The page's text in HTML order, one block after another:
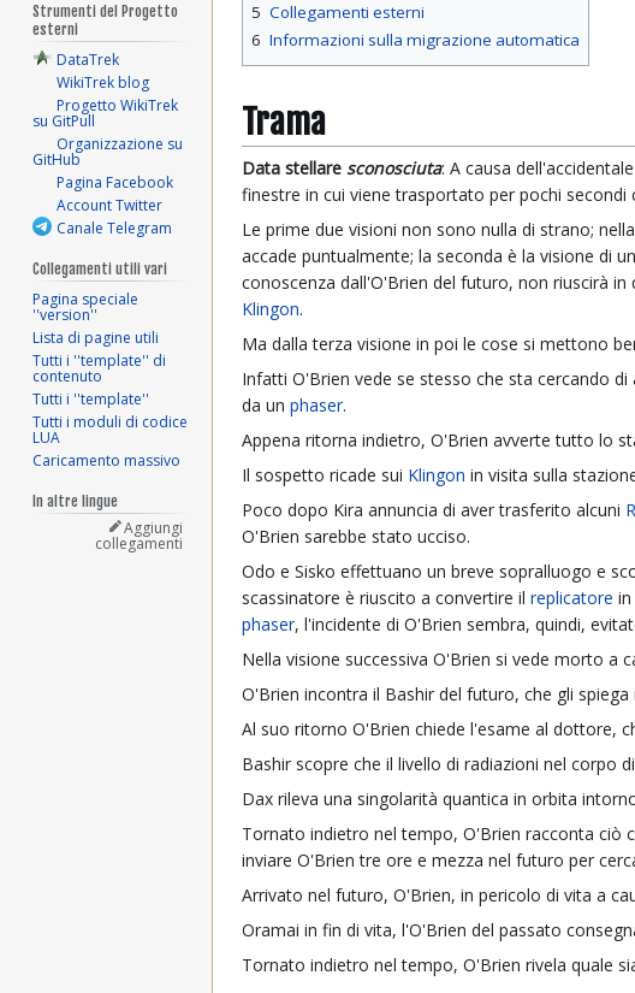
5 Collegamenti esterni
6 Informazioni sulla migrazione automatica
Trama
Data stellare sconosciuta: A causa
finestre in cui viene trasportato per pochi
Le prime due visioni non sono nulla di strano;
accade puntualmente; la seconda è la visione di
conoscenza dall'O'Brien del futuro, non riuscirà
Klingon.
Ma dalla terza visione in poi le cose si mettono
Infatti O'Brien vede se stesso che sta cercando
da un phaser.
Appena ritorna indietro, O'Brien avverte tutto lo
Il sospetto ricade sui Klingon in visita sulla
Poco dopo Kira annuncia di aver trasferito alcuni
O'Brien sarebbe stato ucciso.
Odo e Sisko effettuano un breve sopralluogo e
scassinatore è riuscito a convertire il replicatore
phaser, l'incidente di O'Brien sembra, quindi,
Nella visione successiva O'Brien si vede morto a
O'Brien incontra il Bashir del futuro, che gli
Al suo ritorno O'Brien chiede l'esame al dottore,
Bashir scopre che il livello di radiazioni nel corpo
Dax rileva una singolarità quantica in orbita
Tornato indietro nel tempo, O'Brien racconta ciò
inviare O'Brien tre ore e mezza nel futuro per
Arrivato nel futuro, O'Brien, in pericolo di vita a
Oramai in fin di vita, l'O'Brien del passato
Tornato indietro nel tempo, O'Brien rivela quale
Strumenti del Progetto
esterni
DataTrek
WikiTrek blog
Progetto WikiTrek
su GitPull
Organizzazione su
GitHub
Pagina Facebook
Account Twitter
Canale Telegram
Collegamenti utili vari
Pagina speciale
''version''
Lista di pagine utili
Tutti i ''template'' di
contenuto
Tutti i ''template''
Tutti i moduli di codice
LUA
Caricamento massivo
In altre lingue
Aggiungi
collegamenti